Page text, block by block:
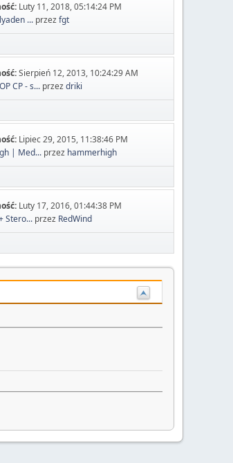
Luty 11, 2018, 05:14:24 PM
... przezfgt
Sierpień 12, 2013, 10:24:29 AM
CP - s... przezdriki
Lipiec 29, 2015, 11:38:46 PM
| Med... przez hammerhigh
Luty 17, 2016, 01:44:38 PM
Stero... przez RedWind